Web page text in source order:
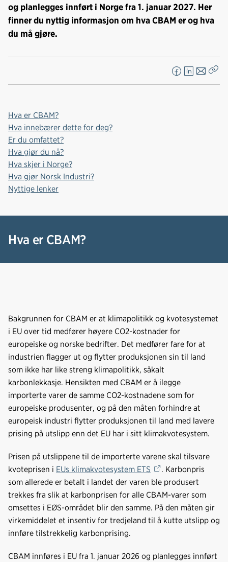
og planlegges innført i Norge fra 1. januar 2027. Her
finner du nyttig informasjon om hva CBAM er og hva
du må gjøre.
F
L
E
Hva er CBAM?
Hva innebærer dette for deg?
Er du omfattet?
Hva gjør du nå?
Hva skjer i Norge?
Hva gjør Norsk Industri?
Nyttige lenker
Hva er CBAM?
Bakgrunnen for CBAM er at klimapolitikk og kvotesystemet
i EU over tid medfører høyere CO2-kostnader for
europeiske og norske bedrifter. Det medfører fare for at
industrien flagger ut og flytter produksjonen sin til land
som ikke har like streng klimapolitikk, såkalt
karbonlekkasje. Hensikten med CBAM er å ilegge
importerte varer de samme CO2-kostnadene som for
europeiske produsenter, og på den måten forhindre at
europeisk industri flytter produksjonen til land med lavere
prising på utslipp enn det EU har i sitt klimakvotesystem.
Prisen på utslippene til de importerte varene skal tilsvare
kvoteprisen i EUs klimakvotesystem ETS
. Karbonpris
som allerede er betalt i landet der varen ble produsert
trekkes fra slik at karbonprisen for alle CBAM-varer som
omsettes i EØS-området blir den samme. På den måten gir
virkemiddelet et insentiv for tredjeland til å kutte utslipp og
innføre tilstrekkelig karbonprising.
CBAM innføres i EU fra 1. januar 2026 og planlegges innført